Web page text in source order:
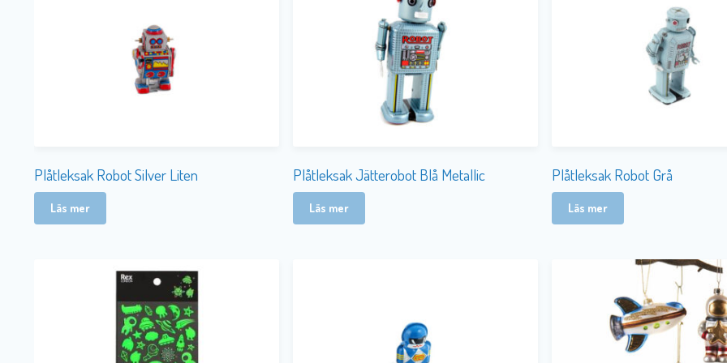
Plåtleksak Robot Silver Liten
Läs mer
Plåtleksak Jätterobot Blå Metallic
Läs mer
Plåtleksak Robot Grå
Läs mer